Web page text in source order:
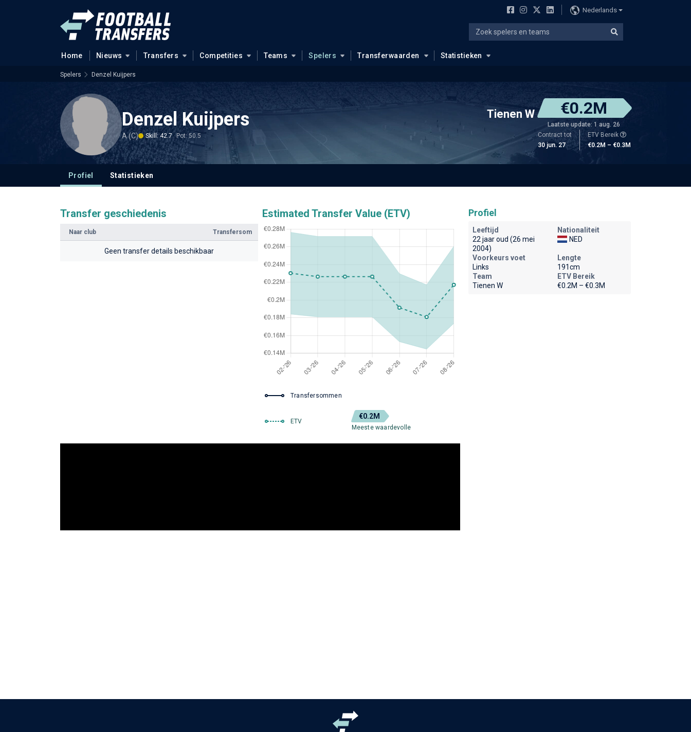
Nederlands
Home Nieuws Transfers Competities Teams Spelers Transferwaarden Statistieken
Spelers Denzel Kuijpers
Denzel Kuijpers
A (C) Skill: 42.7 Pot: 50.5
Tienen W €0.2M
Laatste update: 1 aug. 26
Contract tot
30 jun. 27
ETV Bereik
€0.2M – €0.3M
Profiel Statistieken
Transfer geschiedenis
Naar club Transfersom
Geen transfer details beschikbaar
Estimated Transfer Value (ETV)
Transfersommen
ETV
€0.2M
Meeste waardevolle
Profiel
Leeftijd
22 jaar oud (26 mei
2004)
Nationaliteit
NED
Voorkeurs voet
Links
Lengte
191cm
Team
Tienen W
ETV Bereik
€0.2M – €0.3M